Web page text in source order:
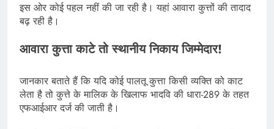
इस ओर कोई पहल नहीं की जा रही है। यहां आवारा कुत्तों की तादाद
बढ़ रही है।
आवारा कुत्ता काटे तो स्थानीय निकाय जिम्मेदार!
जानकार बताते हैं कि यदि कोई पालतू कुत्ता किसी व्यक्ति को काट
लेता है तो कुत्ते के मालिक के खिलाफ भादवि की धारा-289 के तहत
एफआईआर दर्ज की जाती है।